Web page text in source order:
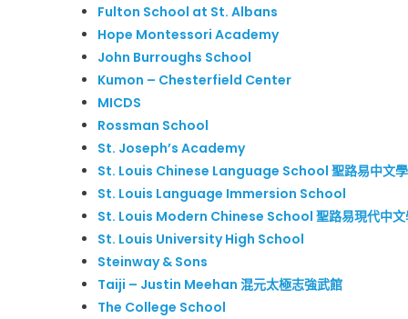
Fulton School at St. Albans
Hope Montessori Academy
John Burroughs School
Kumon – Chesterfield Center
MICDS
Rossman School
St. Joseph’s Academy
St. Louis Chinese Language School 聖路易中文
St. Louis Language Immersion School
St. Louis Modern Chinese School 聖路易現代中文
St. Louis University High School
Steinway & Sons
Taiji – Justin Meehan 混元太極志強武館
The College School